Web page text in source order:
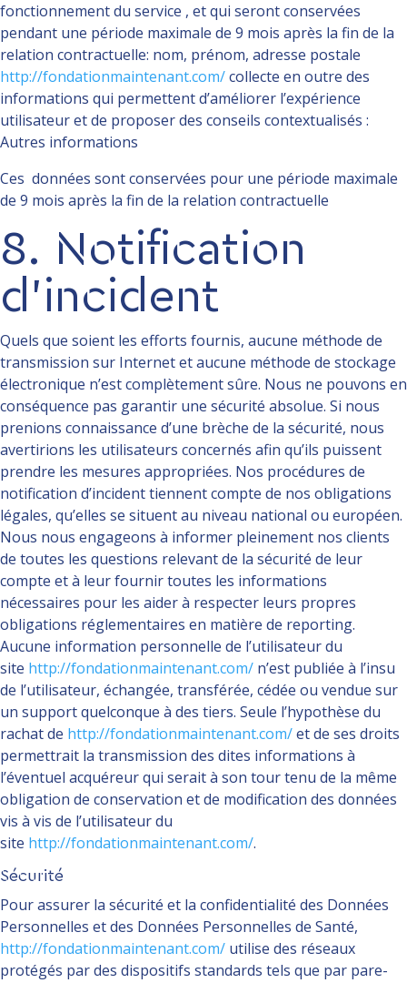
fonctionnement du service , et qui seront conservées
pendant une période maximale de 9 mois après la fin de la
relation contractuelle: nom, prénom, adresse postale
http://fondationmaintenant.com/collecte en outre des
informations qui permettent d’améliorer l’expérience
utilisateur et de proposer des conseils contextualisés :
Autres informations
Ces données sont conservées pour une période maximale
de 9 mois après la fin de la relation contractuelle
8. Notification
d’incident
Quels que soient les efforts fournis, aucune méthode de
transmission sur Internet et aucune méthode de stockage
électronique n’est complètement sûre. Nous ne pouvons en
conséquence pas garantir une sécurité absolue. Si nous
prenions connaissance d’une brèche de la sécurité, nous
avertirions les utilisateurs concernés afin qu’ils puissent
prendre les mesures appropriées. Nos procédures de
notification d’incident tiennent compte de nos obligations
légales, qu’elles se situent au niveau national ou européen.
Nous nous engageons à informer pleinement nos clients
de toutes les questions relevant de la sécurité de leur
compte et à leur fournir toutes les informations
nécessaires pour les aider à respecter leurs propres
obligations réglementaires en matière de reporting.
Aucune information personnelle de l’utilisateur du
site http://fondationmaintenant.com/ n’est publiée à l’insu
de l’utilisateur, échangée, transférée, cédée ou vendue sur
un support quelconque à des tiers. Seule l’hypothèse du
rachat de http://fondationmaintenant.com/et de ses droits
permettrait la transmission des dites informations à
l’éventuel acquéreur qui serait à son tour tenu de la même
obligation de conservation et de modification des données
vis à vis de l’utilisateur du
site http://fondationmaintenant.com/.
Sécurité
Pour assurer la sécurité et la confidentialité des Données
Personnelles et des Données Personnelles de Santé,
http://fondationmaintenant.com/ utilise des réseaux
protégés par des dispositifs standards tels que par pare-